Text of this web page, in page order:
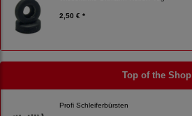
2,50 € *
Top of the Shop
Profi Schleiferbürsten